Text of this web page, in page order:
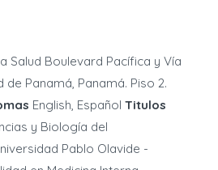
Salud Boulevard Pacífica y Vía
de Panamá, Panamá. Piso 2.
English, Español Titulos
y Biología del
Pablo Olavide -